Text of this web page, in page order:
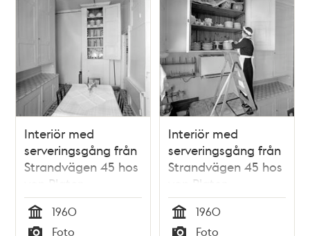
Interiör med
serveringsgång från
Strandvägen 45 hos
von Platen
Tid
1960
Foto
Interiör med
serveringsgång från
Strandvägen 45 hos
von Platen
Tid
1960
Foto